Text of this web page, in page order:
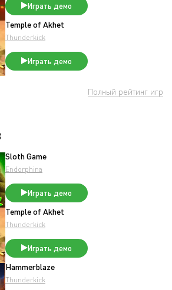
Играть демо
Temple of Akhet
Thunderkick
Играть демо
Полный рейтинг игр
Sloth Game
Endorphina
Играть демо
Temple of Akhet
Thunderkick
Играть демо
Hammerblaze
Thunderkick